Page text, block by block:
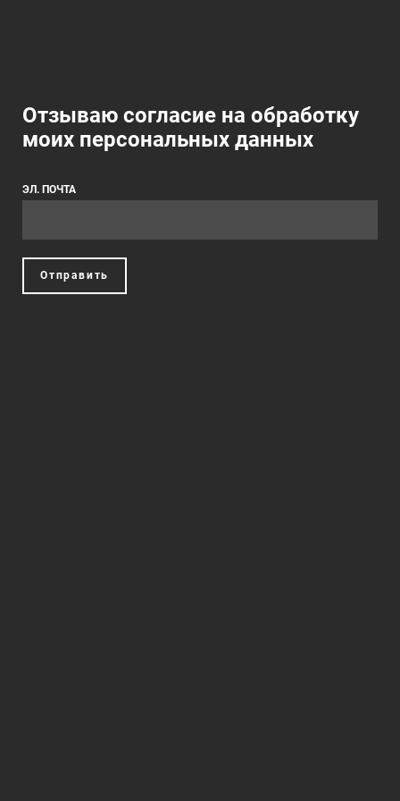
Отзываю согласие на обработку
моих персональных данных
ЭЛ. ПОЧТА
Отправить